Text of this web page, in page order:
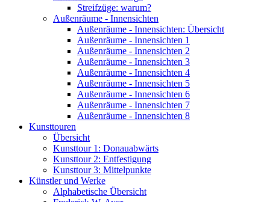
Streifzüge: warum?
Außenräume - Innensichten
Außenräume - Innensichten: Übersicht
Außenräume - Innensichten 1
Außenräume - Innensichten 2
Außenräume - Innensichten 3
Außenräume - Innensichten 4
Außenräume - Innensichten 5
Außenräume - Innensichten 6
Außenräume - Innensichten 7
Außenräume - Innensichten 8
Kunsttouren
Übersicht
Kunsttour 1: Donauabwärts
Kunsttour 2: Entfestigung
Kunsttour 3: Mittelpunkte
Künstler und Werke
Alphabetische Übersicht